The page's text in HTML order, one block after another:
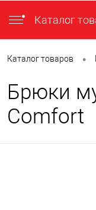
Каталог
Каталог товаров •
Брюки
Comfort